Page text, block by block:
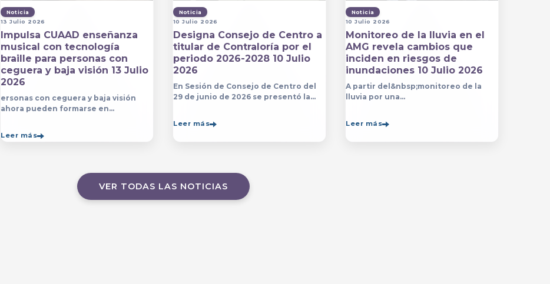
Noticia
13 Julio 2026
Impulsa CUAAD enseñanza
musical con tecnología
braille para personas con
ceguera y baja visión 13 Julio
2026
ersonas con ceguera y baja visión
ahora pueden formarse en
imparten en el&nbsp;
Leer más
Noticia
10 Julio 2026
Designa Consejo de Centro a
titular de Contraloría por el
periodo 2026-2028 10 Julio
2026
En Sesión de Consejo de Centro del
29 de junio de 2026 se presentó la
Contraloría del Centro Universitario
Leer más
Noticia
10 Julio 2026
Monitoreo de la lluvia en el
AMG revela cambios que
inciden en riesgos de
inundaciones 10 Julio 2026
A partir del&nbsp;monitoreo de la
lluvia por una
(UdeG)&nbsp;han constatado que la
Leer más
VER TODAS LAS NOTICIAS